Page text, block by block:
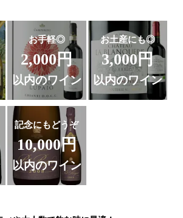
お手軽◎
2,000円
以内のワイン
お土産にも◎
3,000円
以内のワイン
記念にもどうぞ
10,000円
以内のワイン